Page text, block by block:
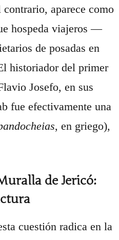
aparece como
hospeda viajeros —
de posadas en
historiador del primer
Josefo, en sus
fue efectivamente una
, en griego),
de Jericó:
cuestión radica en la